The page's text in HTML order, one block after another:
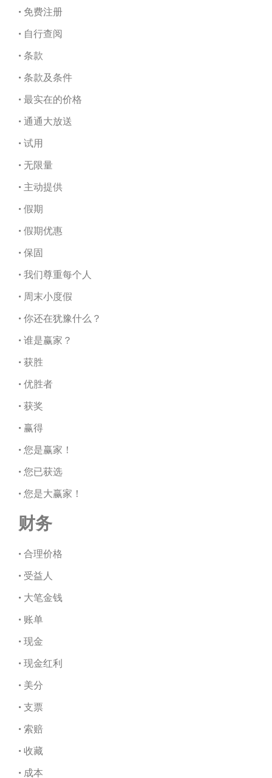
• 免费注册
• 自行查阅
• 条款
• 条款及条件
• 最实在的价格
• 通通大放送
• 试用
• 无限量
• 主动提供
• 假期
• 假期优惠
• 保固
• 我们尊重每个人
• 周末小度假
• 你还在犹豫什么？
• 谁是赢家？
• 获胜
• 优胜者
• 获奖
• 赢得
• 您是赢家！
• 您已获选
• 您是大赢家！
财务
• 合理价格
• 受益人
• 大笔金钱
• 账单
• 现金
• 现金红利
• 美分
• 支票
• 索赔
• 收藏
• 成本